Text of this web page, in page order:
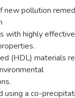
new pollution
with highly
(HDL) materials
a co-